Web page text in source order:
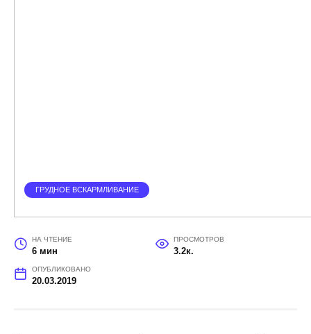
ГРУДНОЕ ВСКАРМЛИВАНИЕ
НА ЧТЕНИЕ
6 мин
ПРОСМОТРОВ
3.2к.
ОПУБЛИКОВАНО
20.03.2019